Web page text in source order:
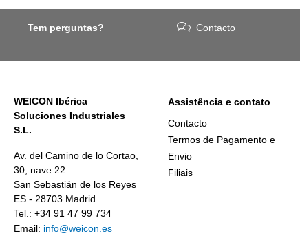
Tem perguntas? Contacto
WEICON Ibérica
Soluciones Industriales
S.L.
Av. del Camino de lo Cortao,
30, nave 22
San Sebastián de los Reyes
ES - 28703 Madrid
Tel.: +34 91 47 99 734
Email: info@weicon.es
Assistência e contato
Contacto
Termos de Pagamento e
Envio
Filiais